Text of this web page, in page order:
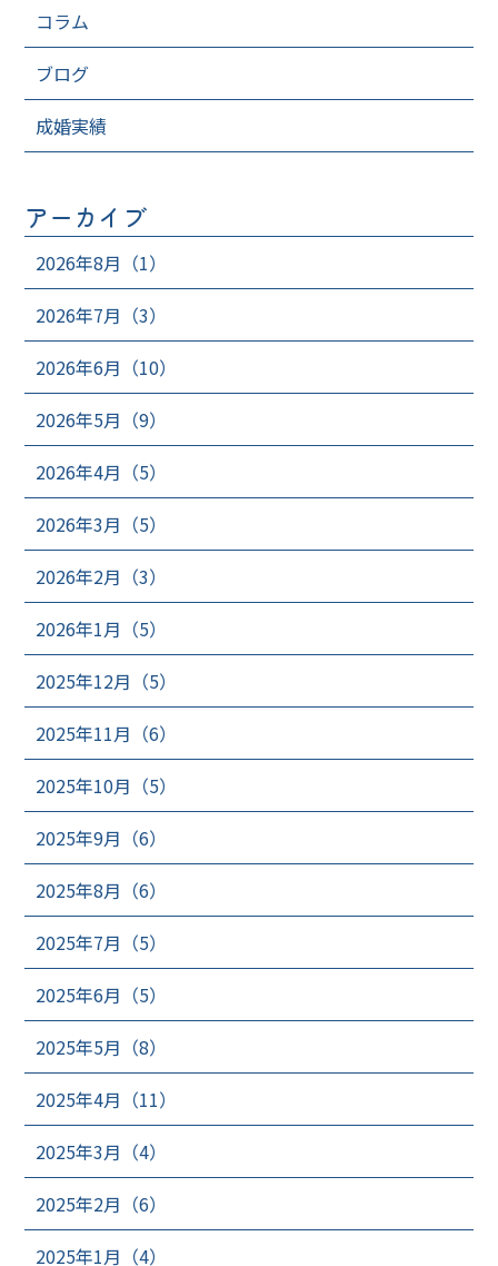
コラム
ブログ
成婚実績
アーカイブ
2026年8月（1）
2026年7月（3）
2026年6月（10）
2026年5月（9）
2026年4月（5）
2026年3月（5）
2026年2月（3）
2026年1月（5）
2025年12月（5）
2025年11月（6）
2025年10月（5）
2025年9月（6）
2025年8月（6）
2025年7月（5）
2025年6月（5）
2025年5月（8）
2025年4月（11）
2025年3月（4）
2025年2月（6）
2025年1月（4）